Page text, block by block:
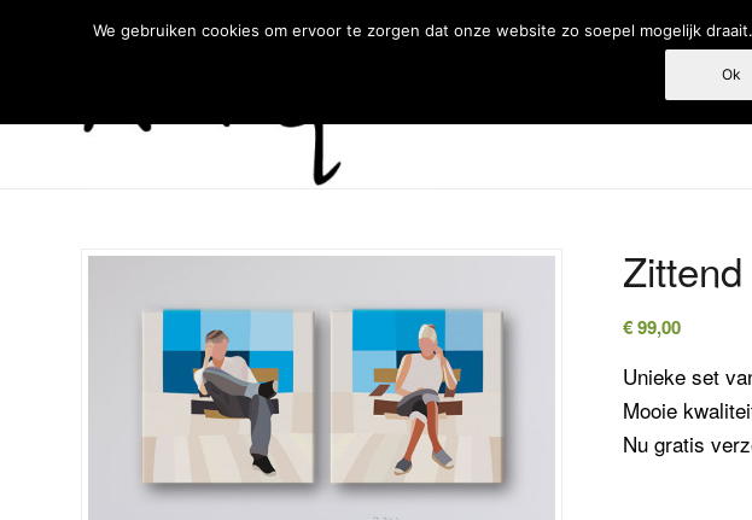
Fysiotherapie
€99,00
Unieke set
Mooie
Nu gratis
We gebruiken cookies om ervoor te zorgen dat onze website zo soepel mogelijk
Ok